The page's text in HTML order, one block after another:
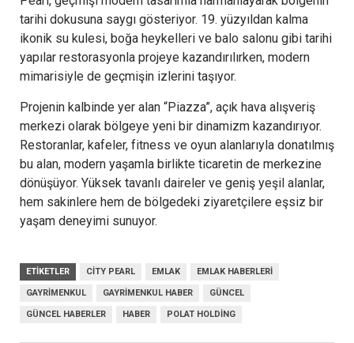
tarihi dokusuna saygı gösteriyor. 19. yüzyıldan kalma
ikonik su kulesi, boğa heykelleri ve balo salonu gibi tarihi
yapılar restorasyonla projeye kazandırılırken, modern
mimarisiyle de geçmişin izlerini taşıyor.
Projenin kalbinde yer alan “Piazza”, açık hava alışveriş
merkezi olarak bölgeye yeni bir dinamizm kazandırıyor.
Restoranlar, kafeler, fitness ve oyun alanlarıyla donatılmış
bu alan, modern yaşamla birlikte ticaretin de merkezine
dönüşüyor. Yüksek tavanlı daireler ve geniş yeşil alanlar,
hem sakinlere hem de bölgedeki ziyaretçilere eşsiz bir
yaşam deneyimi sunuyor.
ETIKETLER CITY PEARL EMLAK EMLAK HABERLERI
GAYRIMENKUL GAYRIMENKUL HABER GÜNCEL
GÜNCEL HABERLER HABER POLAT HOLDING